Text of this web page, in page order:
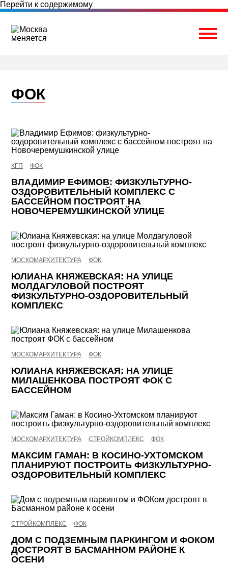
Перейти к содержимому
ФОК
КГП ФОК
ВЛАДИМИР ЕФИМОВ: ФИЗКУЛЬТУРНО-
ОЗДОРОВИТЕЛЬНЫЙ КОМПЛЕКС С
БАССЕЙНОМ ПОСТРОЯТ НА
НОВОЧЕРЕМУШКИНСКОЙ УЛИЦЕ
МОСКОМАРХИТЕКТУРА ФОК
ЮЛИАНА КНЯЖЕВСКАЯ: НА УЛИЦЕ
МОЛДАГУЛОВОЙ ПОСТРОЯТ
ФИЗКУЛЬТУРНО-ОЗДОРОВИТЕЛЬНЫЙ
КОМПЛЕКС
МОСКОМАРХИТЕКТУРА ФОК
ЮЛИАНА КНЯЖЕВСКАЯ: НА УЛИЦЕ
МИЛАШЕНКОВА ПОСТРОЯТ ФОК С
БАССЕЙНОМ
МОСКОМАРХИТЕКТУРА СТРОЙКОМПЛЕКС ФОК
МАКСИМ ГАМАН: В КОСИНО-УХТОМСКОМ
ПЛАНИРУЮТ ПОСТРОИТЬ ФИЗКУЛЬТУРНО-
ОЗДОРОВИТЕЛЬНЫЙ КОМПЛЕКС
СТРОЙКОМПЛЕКС ФОК
ДОМ С ПОДЗЕМНЫМ ПАРКИНГОМ И ФОКОМ
ДОСТРОЯТ В БАСМАННОМ РАЙОНЕ К
ОСЕНИ